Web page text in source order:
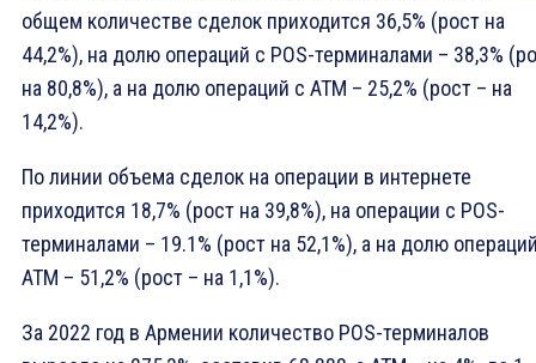
общем количестве сделок приходится 36,5% (рост на
44,2%), на долю операций с POS-терминалами – 38,3%
на 80,8%), а на долю операций с АТМ – 25,2% (рост – на
14,2%).
По линии объема сделок на операции в интернете
приходится 18,7% (рост на 39,8%), на операции с POS-
терминалами – 19.1% (рост на 52,1%), а на долю
АТМ – 51,2% (рост – на 1,1%).
За 2022 год в Армении количество POS-терминалов